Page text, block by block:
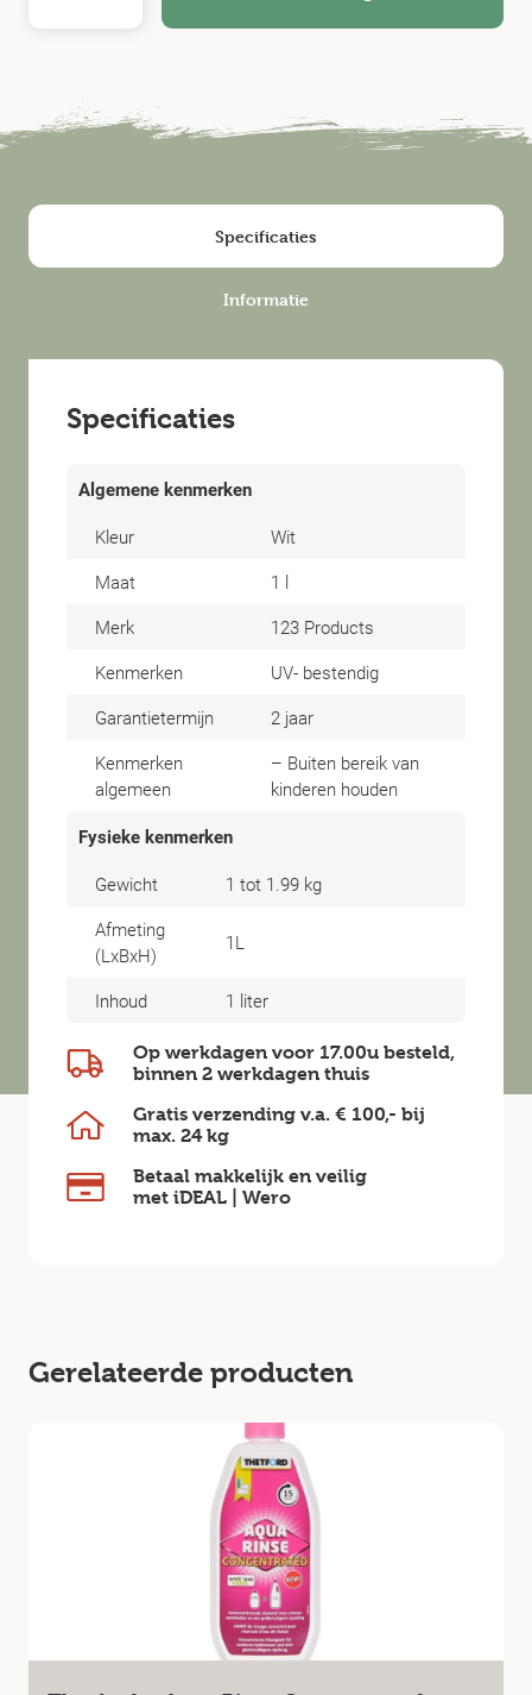
Specificaties
Informatie
Specificaties
Algemene kenmerken
Kleur
Wit
Maat
1 l
Merk
123 Products
Kenmerken
UV- bestendig
Garantietermijn
2 jaar
Kenmerken
algemeen
– Buiten bereik van
kinderen houden
Fysieke kenmerken
Gewicht
1 tot 1.99 kg
Afmeting
(LxBxH)
1L
Inhoud 1 liter
Op werkdagen voor 17.00u besteld,
binnen 2 werkdagen thuis
Gratis verzending v.a. € 100,- bij
max. 24 kg
Betaal makkelijk en veilig
met iDEAL | Wero
Gerelateerde producten